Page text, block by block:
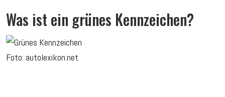
Was ist ein grünes Kennzeichen?
Foto: autolexikon.net